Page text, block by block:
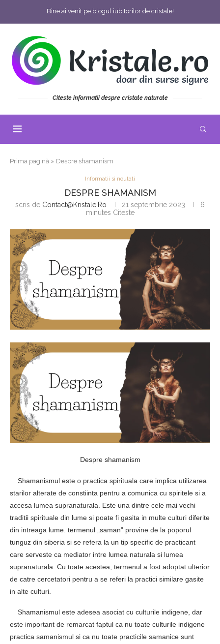
Bine ai venit pe blogul iubitorilor de cristale!
Citeste informatii despre cristale naturale
Prima pagină » Despre shamanism
Informatii si noutati
DESPRE SHAMANISM
scris de Contact@kristale.ro 21 septembrie 2023
6
minutes Citeste
Despre shamanism
Shamanismul este o practica spirituala care implica utilizarea
starilor alterate de constiinta pentru a comunica cu spiritele si a
accesa lumea supranaturala. Este una dintre cele mai vechi
traditii spirituale din lume si poate fi gasita in multe culturi diferite
din intreaga lume. termenul „saman” provine de la poporul
tunguz din siberia si se refera la un tip specific de practicant
care serveste ca mediator intre lumea naturala si lumea
supranaturala. Cu toate acestea, termenul a fost adoptat ulterior
de catre cercetatori pentru a se referi la practici similare gasite
in alte culturi.
Shamanismul este adesea asociat cu culturile indigene, dar
este important de remarcat faptul ca nu toate culturile indigene
practica samanismul si ca nu toate practicile samanice sunt